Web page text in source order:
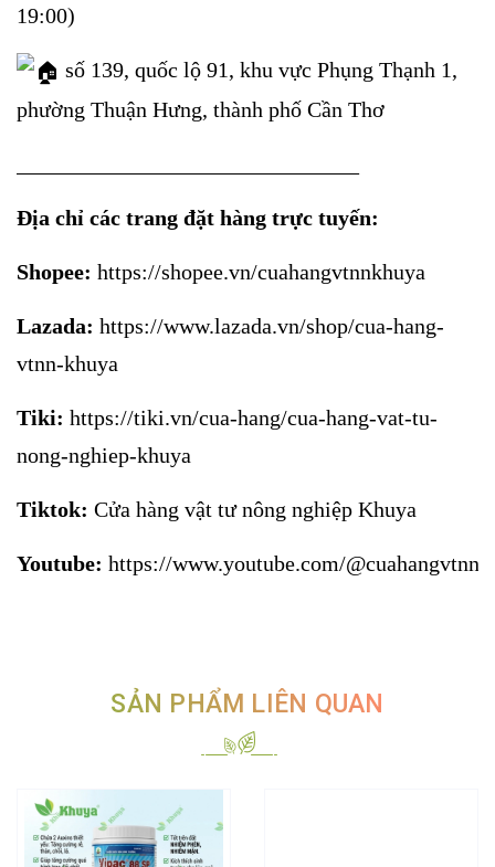
19:00)
số 139, quốc lộ 91, khu vực Phụng Thạnh 1,
phường Thuận Hưng, thành phố Cần Thơ
Địa chỉ các trang đặt hàng trực tuyến:
Shopee: https://shopee.vn/cuahangvtnnkhuya
Lazada: https://www.lazada.vn/shop/cua-hang-
vtnn-khuya
Tiki: https://tiki.vn/cua-hang/cua-hang-vat-tu-
nong-nghiep-khuya
Tiktok: Cửa hàng vật tư nông nghiệp Khuya
Youtube: https://www.youtube.com/
SẢN PHẨM LIÊN QUAN